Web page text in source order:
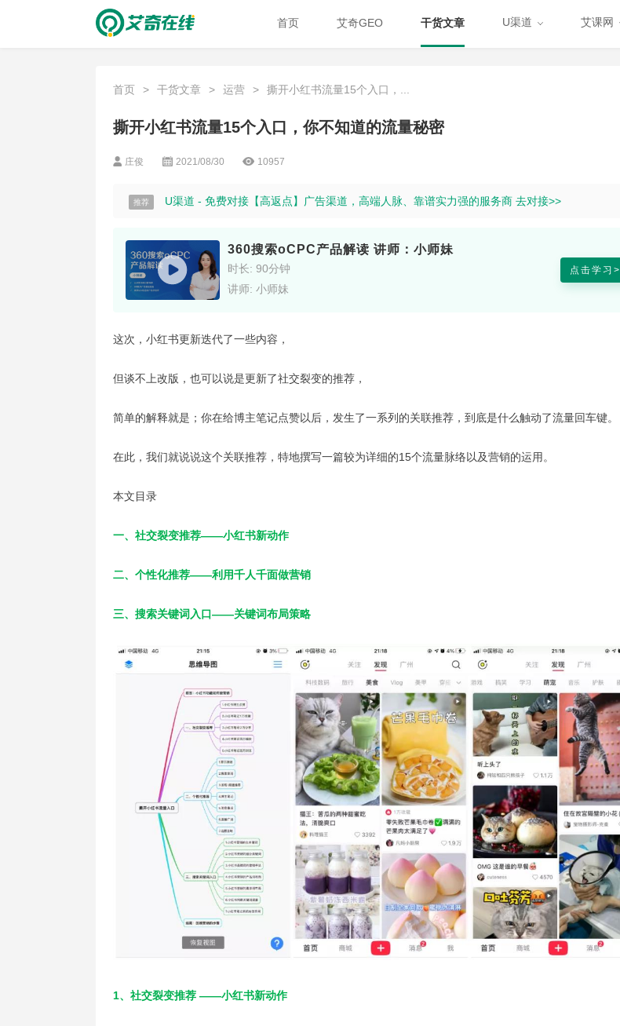
首页 艾奇GEO 干货文章 U渠道 艾课网
首页 > 干货文章 > 运营 > 撕开小红书流量15个入口，...
撕开小红书流量15个入口，你不知道的流量秘密
庄俊 2021/08/30 10957
推荐 U渠道 - 免费对接【高返点】广告渠道，高端人脉、靠谱实力强的服务商 去对接>>
360搜索oCPC产品解读 讲师：小师妹
时长: 90分钟
讲师: 小师妹
点击学习>
这次，小红书更新迭代了一些内容，
但谈不上改版，也可以说是更新了社交裂变的推荐，
简单的解释就是；你在给博主笔记点赞以后，发生了一系列的关联推荐，到底是什么触动了流量回车键。
在此，我们就说说这个关联推荐，特地撰写一篇较为详细的15个流量脉络以及营销的运用。
本文目录
一、社交裂变推荐——小红书新动作
二、个性化推荐——利用千人千面做营销
三、搜索关键词入口——关键词布局策略
1、社交裂变推荐 ——小红书新动作